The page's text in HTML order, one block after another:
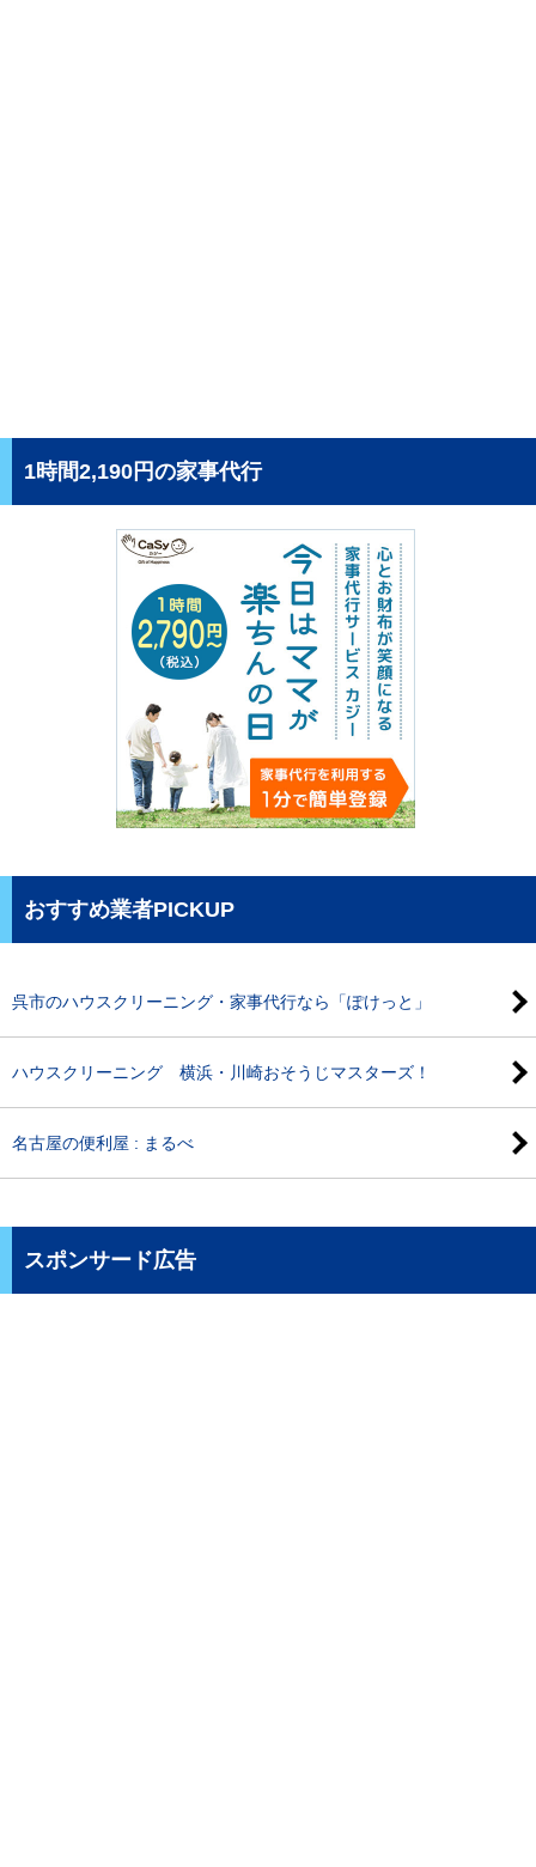
1時間2,190円の家事代行
おすすめ業者PICKUP
呉市のハウスクリーニング・家事代行なら「ぽけっと」
ハウスクリーニング 横浜・川崎おそうじマスターズ！
名古屋の便利屋 : まるべ
スポンサード広告